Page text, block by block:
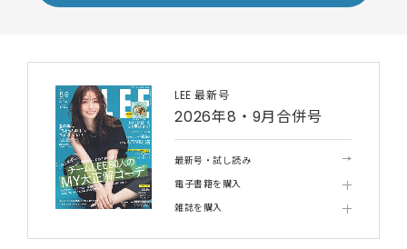
LEE 最新号
2026年8・9月合併号
最新号・試し読み
電子書籍を購入
雑誌を購入